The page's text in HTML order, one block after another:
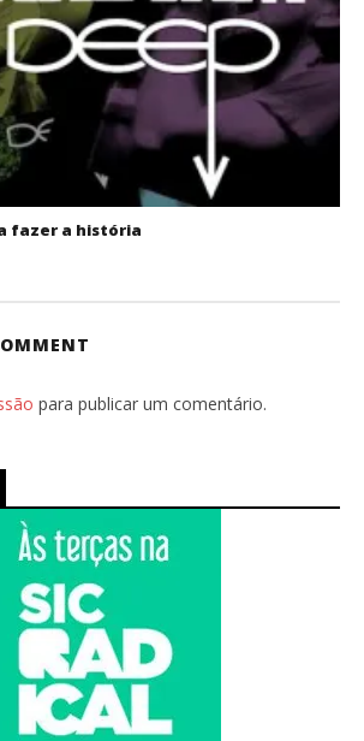
fazer a história
para publicar um comentário.